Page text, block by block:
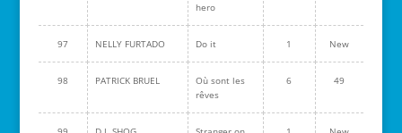
hero
97 NELLY FURTADO Do it 1 New
98 PATRICK BRUEL
Où sont les
rêves
6 49